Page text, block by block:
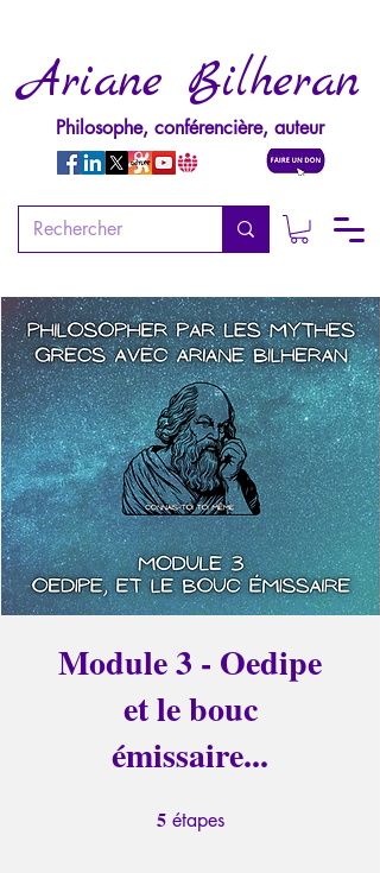
Ariane Bilheran
Philosophe, conférencière, auteur
Module 3 - Oedipe
et le bouc
émissaire...
5 étapes